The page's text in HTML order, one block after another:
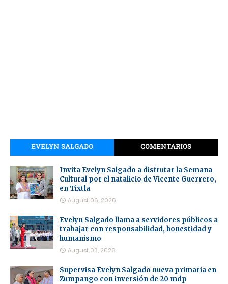
EVELYN SALGADO COMENTARIOS
Invita Evelyn Salgado a disfrutar la Semana
Cultural por el natalicio de Vicente Guerrero,
en Tixtla
August 06, 2026
Evelyn Salgado llama a servidores públicos a
trabajar con responsabilidad, honestidad y
humanismo
August 03, 2026
Supervisa Evelyn Salgado nueva primaria en
Zumpango con inversión de 20 mdp